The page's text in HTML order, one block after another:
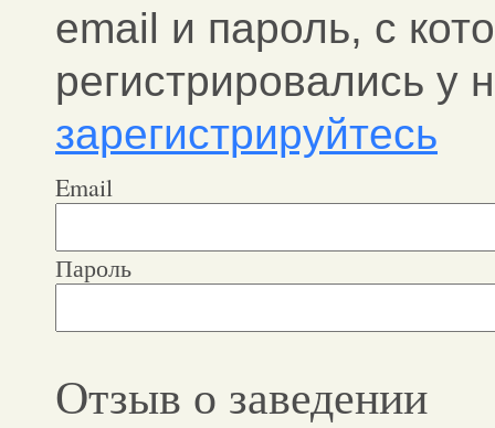
email и пароль, c
регистрировались у
зарегистрируйтесь
Email
Пароль
Отзыв о заведении